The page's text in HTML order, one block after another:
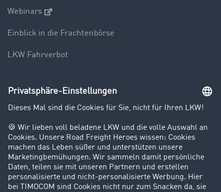
Webinars
Einblick in die Frachtenbörse
LKW Fahrverbot
Unternehmen
Kunden werben Kunden
Success Stories
Karriere
Support